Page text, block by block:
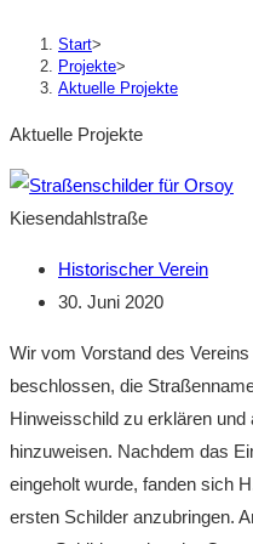
Start>
Projekte>
Aktuelle Projekte
Aktuelle Projekte
Kiesendahlstraße
Beitrags-
Autor:
Historischer Verein
Beitrag
30. Juni 2020
Wir vom Vorstand des
beschlossen, die
Hinweisschild zu erklären
hinzuweisen. Nachdem das
eingeholt wurde, fanden sich
ersten Schilder anzubringen.